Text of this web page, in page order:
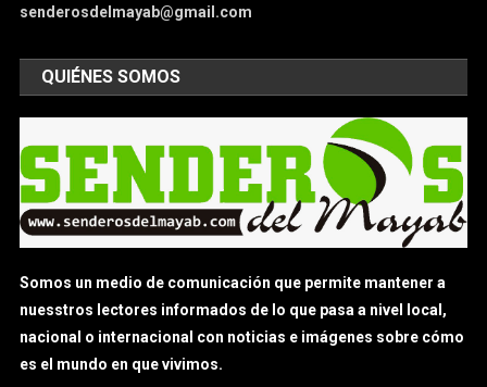
senderosdelmayab@gmail.com
QUIÉNES SOMOS
Somos un medio de comunicación que permite mantener a
nuesstros lectores informados de lo que pasa a nivel local,
nacional o internacional con noticias e imágenes sobre cómo
es el mundo en que vivimos.